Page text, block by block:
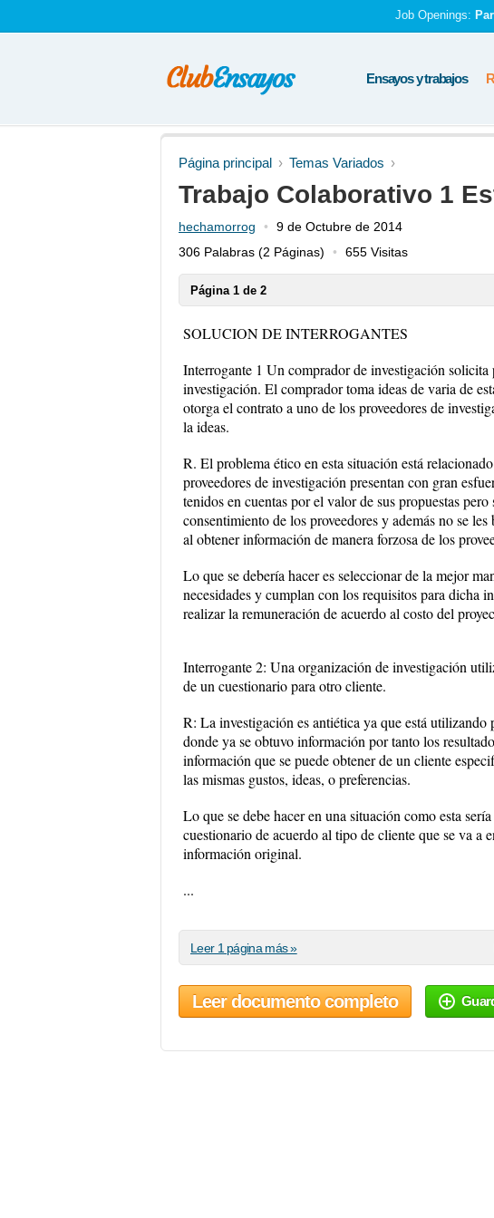
Job Openings:
Ensayos y trabajos
Página principal Temas Variados
Trabajo Colaborativo 1
hechamorrog
9 de Octubre de 2014
306 Palabras (2 Páginas) 655 Visitas
Página 1 de 2
SOLUCION DE INTERROGANTES
Interrogante 1 Un comprador de investigación solicita
investigación. El comprador toma ideas de varia de
otorga el contrato a uno de los proveedores de
la ideas.
R. El problema ético en esta situación está
proveedores de investigación presentan con gran
tenidos en cuentas por el valor de sus propuestas
consentimiento de los proveedores y además no se
al obtener información de manera forzosa de los
Lo que se debería hacer es seleccionar de la mejor
necesidades y cumplan con los requisitos para dicha
realizar la remuneración de acuerdo al costo del
Interrogante 2: Una organización de investigación
de un cuestionario para otro cliente.
R: La investigación es antiética ya que está
donde ya se obtuvo información por tanto los
información que se puede obtener de un cliente
las mismas gustos, ideas, o preferencias.
Lo que se debe hacer en una situación como esta
cuestionario de acuerdo al tipo de cliente que se va a
información original.
...
Leer 1 página más »
Leer documento completo